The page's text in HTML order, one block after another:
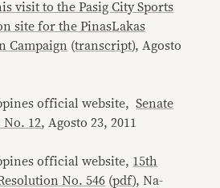
visit to the Pasig City Sports
site for the PinasLakas
Campaign (transcript), Agosto
official website,Senate
12, Agosto 23, 2011
official website, 15th
No. 546 (pdf), Na-